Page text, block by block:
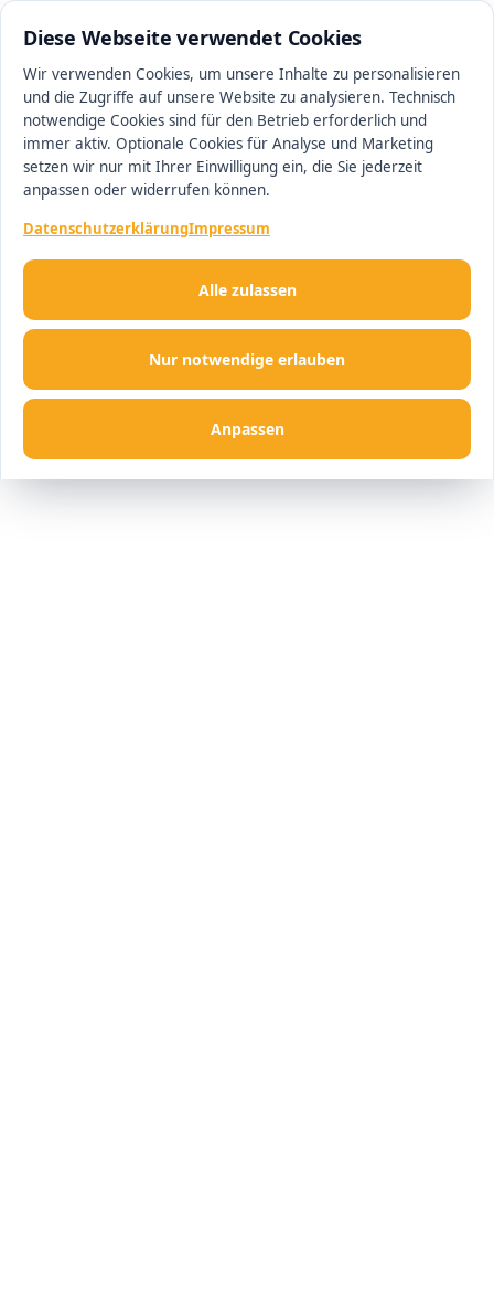
Diese Webseite verwendet Cookies
Wir verwenden Cookies, um unsere Inhalte zu personalisieren
und die Zugriffe auf unsere Website zu analysieren. Technisch
notwendige Cookies sind für den Betrieb erforderlich und
immer aktiv. Optionale Cookies für Analyse und Marketing
setzen wir nur mit Ihrer Einwilligung ein, die Sie jederzeit
anpassen oder widerrufen können.
DatenschutzerklärungImpressum
Nur notwendige erlauben
Anpassen
Alle zulassen